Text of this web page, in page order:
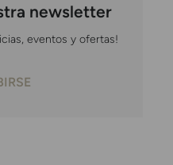
newsletter
eventos y ofertas!